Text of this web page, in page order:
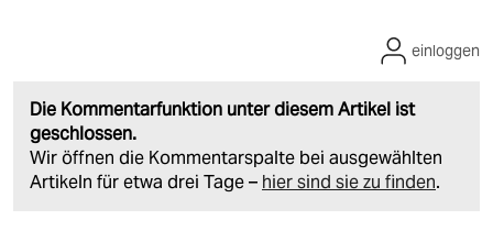
Die Kommentarfunktion unter diesem Artikel ist
geschlossen.
Wir öffnen die Kommentarspalte bei ausgewählten
Artikeln für etwa drei Tage – hier sind sie zu finden.
einloggen